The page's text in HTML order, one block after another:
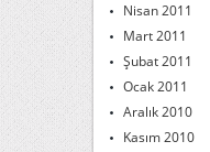
Nisan 2011
Mart 2011
Şubat 2011
Ocak 2011
Aralık 2010
Kasım 2010